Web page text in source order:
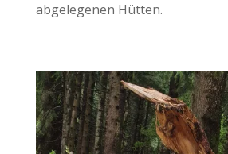
abgelegenen Hütten.